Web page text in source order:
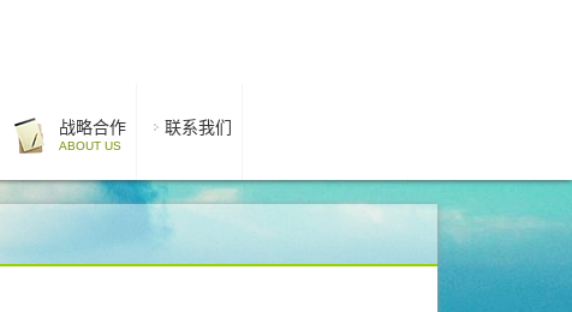
战略合作
ABOUT US
联系我们